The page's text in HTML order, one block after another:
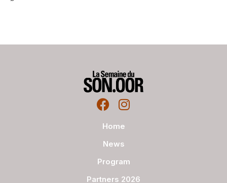
Home
News
Program
Partners 2026